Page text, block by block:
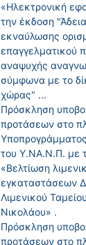
«Ηλεκτρονική
την έκδοση
εκναύλωσης
επαγγελματικού
αναψυχής
σύμφωνα με το
χώρας" ...
Πρόσκληση
προτάσεων στο
του Υ.ΝΑ.Ν.Π. με
«Βελτίωση
εγκαταστάσεων
Λιμενικού
Νικολάου» .
Πρόσκληση
προτάσεων στο